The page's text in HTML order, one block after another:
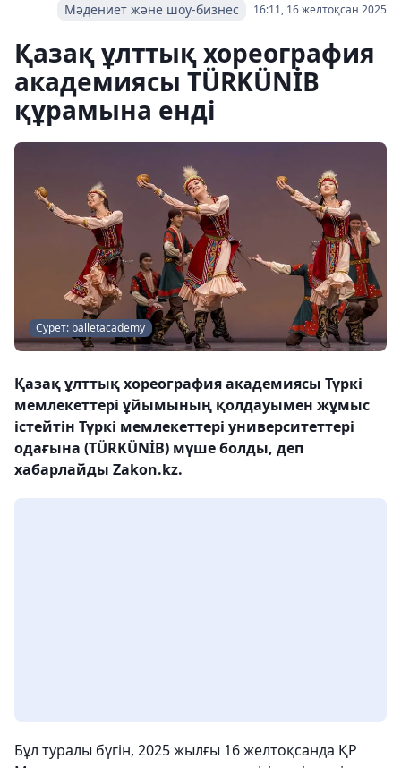
16:11, 16 желтоқсан 2025
Мәдениет және шоу-бизнес
Қазақ ұлттық хореография
академиясы TÜRKÜNİB
құрамына енді
Сурет: balletacademy
Қазақ ұлттық хореография академиясы Түркі
мемлекеттері ұйымының қолдауымен жұмыс
істейтін Түркі мемлекеттері университеттері
одағына (TÜRKÜNİB) мүше болды, деп
хабарлайды Zakon.kz.
Бұл туралы бүгін, 2025 жылғы 16 желтоқсанда ҚР